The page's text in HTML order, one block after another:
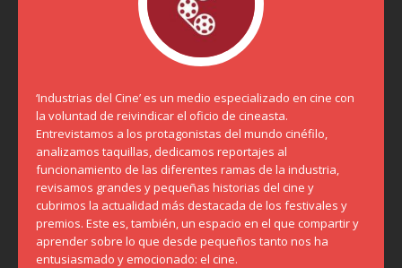
‘Industrias del Cine’ es un medio especializado en cine con
la voluntad de reivindicar el oficio de cineasta.
Entrevistamos a los protagonistas del mundo cinéfilo,
analizamos taquillas, dedicamos reportajes al
funcionamiento de las diferentes ramas de la industria,
revisamos grandes y pequeñas historias del cine y
cubrimos la actualidad más destacada de los festivales y
premios. Este es, también, un espacio en el que compartir y
aprender sobre lo que desde pequeños tanto nos ha
entusiasmado y emocionado: el cine.